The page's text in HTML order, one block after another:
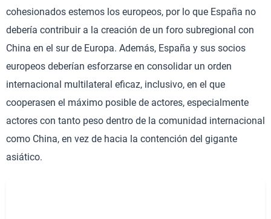
cohesionados estemos los europeos, por lo que España no
debería contribuir a la creación de un foro subregional con
China en el sur de Europa. Además, España y sus socios
europeos deberían esforzarse en consolidar un orden
internacional multilateral eficaz, inclusivo, en el que
cooperasen el máximo posible de actores, especialmente
actores con tanto peso dentro de la comunidad internacional
como China, en vez de hacia la contención del gigante
asiático.